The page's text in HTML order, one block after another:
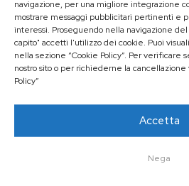
navigazione, per una migliore integrazione
mostrare messaggi pubblicitari pertinenti e
interessi. Proseguendo nella navigazione
capito" accetti l'utilizzo dei cookie. Puoi
nella sezione “Cookie Policy”. Per verificare
nostro sito o per richiederne la cancellazione
Policy”
Accetta
Nega
Trasformazione
5 ottobre, ore 9.00 –
Ignition Edge: Raccolta
Dati alla Fonte
Emilio